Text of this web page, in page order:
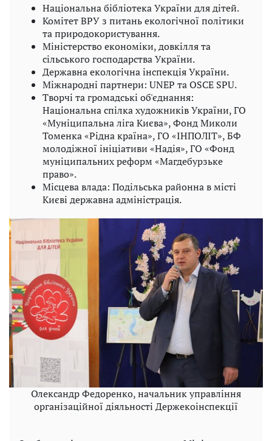
Національна бібліотека України для дітей.
Комітет ВРУ з питань екологічної політики
та природокористування.
Міністерство економіки, довкілля та
сільського господарства України.
Державна екологічна інспекція України.
Міжнародні партнери: UNEP та OSCE SPU.
Творчі та громадські об'єднання:
Національна спілка художників України, ГО
«Муніципальна ліга Києва», Фонд Миколи
Томенка «Рідна країна», ГО «ІНПОЛІТ», БФ
молодіжної ініціативи «Надія», ГО «Фонд
муніципальних реформ «Магдебурзьке
право».
Місцева влада: Подільська районна в місті
Києві державна адміністрація.
Олександр Федоренко, начальник управління
організаційної діяльності Держекоінспекції